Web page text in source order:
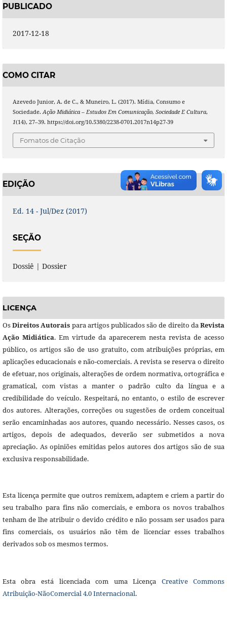
PUBLICADO
2017-12-18
COMO CITAR
Azevedo Junior, A. de C., & Muneiro, L. (2017). Mídia, Consumo e
Sociedade.Ação Midiática – Estudos Em Comunicação, Sociedade E Cultura,
1(14), 27–39. https://doi.org/10.5380/2238-0701.2017n14p27-39
Fomatos de Citação
EDIÇÃO
Ed. 14 - Jul/Dez (2017)
SEÇÃO
Dossiê | Dossier
LICENÇA
OsDireitos Autorais para artigos publicados são de direito daRevista
Ação Midiática. Em virtude da aparecerem nesta revista de acesso
público, os artigos são de uso gratuito, com atribuições próprias, em
aplicações educacionais e não-comerciais. A revista se reserva o direito
de efetuar, nos originais, alterações de ordem normativa, ortográfica e
gramatical, com vistas a manter o padrão culto da língua e a
credibilidade do veículo. Respeitará, no entanto, o estilo de escrever
dos autores. Alterações, correções ou sugestões de ordem conceitual
serão encaminhadas aos autores, quando necessário. Nesses casos, os
artigos, depois de adequados, deverão ser submetidos a nova
apreciação. As opiniões emitidas pelos autores dos artigos são de sua
exclusiva responsabilidade.
Esta licença permite que outros remixem, adaptem e criem a partir do
seu trabalho para fins não comerciais, e embora os novos trabalhos
tenham de lhe atribuir o devido crédito e não possam ser usados para
fins comerciais, os usuários não têm de licenciar esses trabalhos
derivados sob os mesmos termos.
Esta obra está licenciada com uma Licença Creative Commons
Atribuição-NãoComercial 4.0 Internacional.